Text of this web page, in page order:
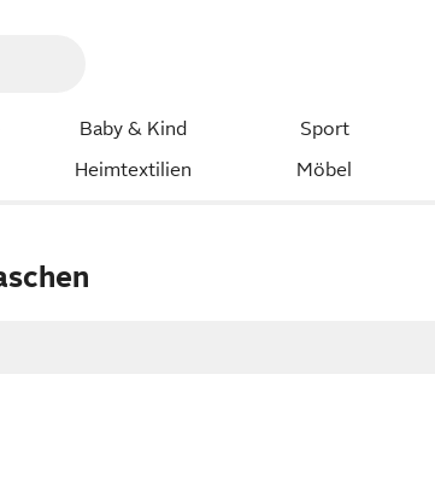
Baby & Kind Sport
Heimtextilien Möbel